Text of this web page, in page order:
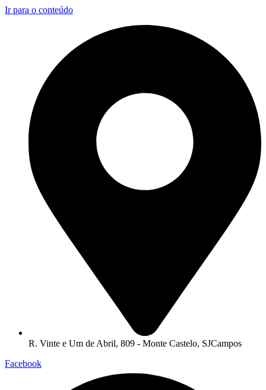
Ir para o conteúdo
R. Vinte e Um de Abril, 809 - Monte Castelo, SJCampos
Facebook